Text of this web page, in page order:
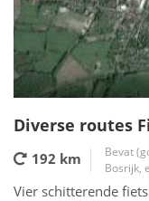
Diverse routes
192 km
Bevat
Bosrijk,
Vier schitterende